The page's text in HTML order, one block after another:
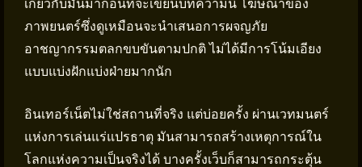
เกี่ยวกับมันมาก่อนที่จะเขียนบทความนี้ โฆษณาของ
ภาพยนตร์ซึ่งดูเหมือนจะนำเสนอการผจญภัย
อาชญากรรมตลกขบขันตามปกติ ไม่ได้มีการโน้มเอียง
แบบแบ่งฝักแบ่งฝ่ายมากนัก
อินเทอร์เน็ตไม่ใช่สถานที่จริง แต่บ่อยครั้ง ผ่านเวทมนตร์
แห่งการเล่นแร่แปรธาตุ มันสามารถสร้างเหตุการณ์ใน
โลกแห่งความเป็นจริงได้ บางครั้งเว็บก็สามารถกระตุ้น